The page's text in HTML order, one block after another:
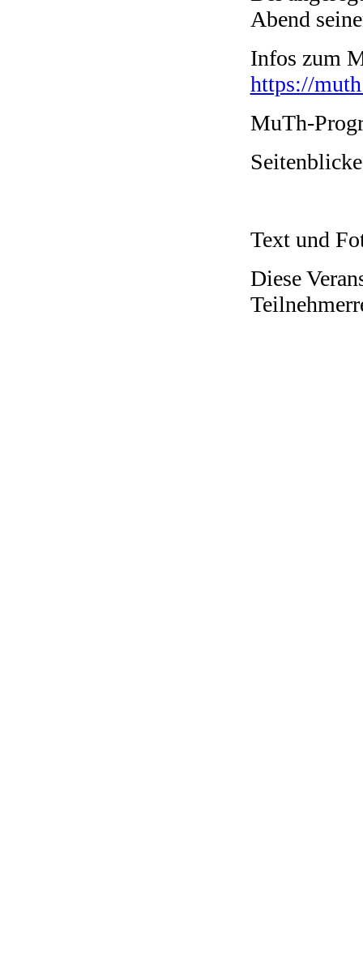
Abend
Infos zum
https://
MuTh-
Text und
Diese